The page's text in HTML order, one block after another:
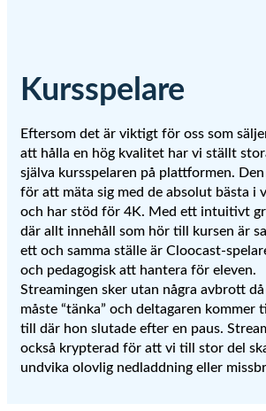
Kursspelare
Eftersom det är viktigt för oss som
att hålla en hög kvalitet har vi ställt
själva kursspelaren på plattformen. Den
för att mäta sig med de absolut bästa i
och har stöd för 4K. Med ett intuitivt
där allt innehåll som hör till kursen är
ett och samma ställe är Cloocast-
och pedagogisk att hantera för eleven.
Streamingen sker utan några avbrott
måste “tänka” och deltagaren kommer
till där hon slutade efter en paus.
också krypterad för att vi till stor del
undvika olovlig nedladdning eller